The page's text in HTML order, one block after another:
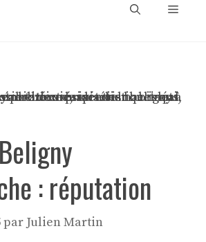
Menu
: réputation
par Julien Martin